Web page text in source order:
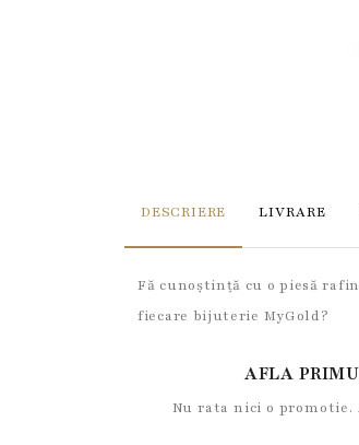
DESCRIERE LIVRARE
Fă cunoștință cu o piesă
fiecare bijuterie MyGold?
AFLA
Nu rata nici o